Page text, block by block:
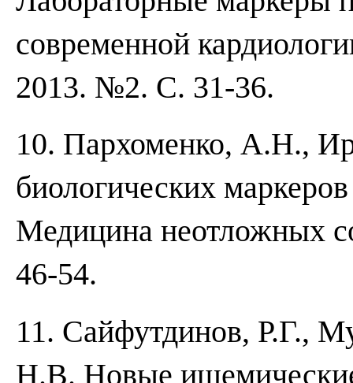
современной
2013. №2. С. 31-36.
10. Пархоменко, А.Н.,
биологических
Медицина неотложных
46-54.
11. Сайфутдинов, Р.Г.,
Н.В. Новые